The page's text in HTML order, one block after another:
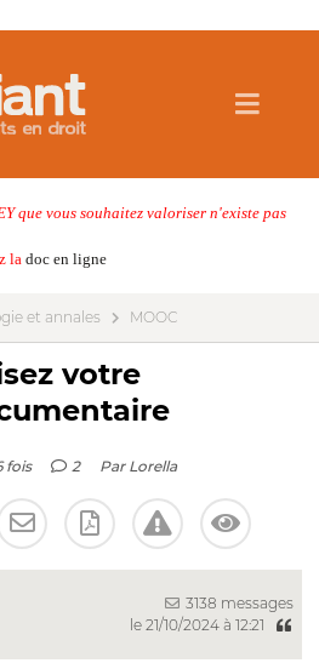
que vous souhaitez valoriser n'existe pas
la doc en ligne
et annales MOOC
votre
fois 2 Par Lorella
3138 messages
le 21/10/2024 à 12:21